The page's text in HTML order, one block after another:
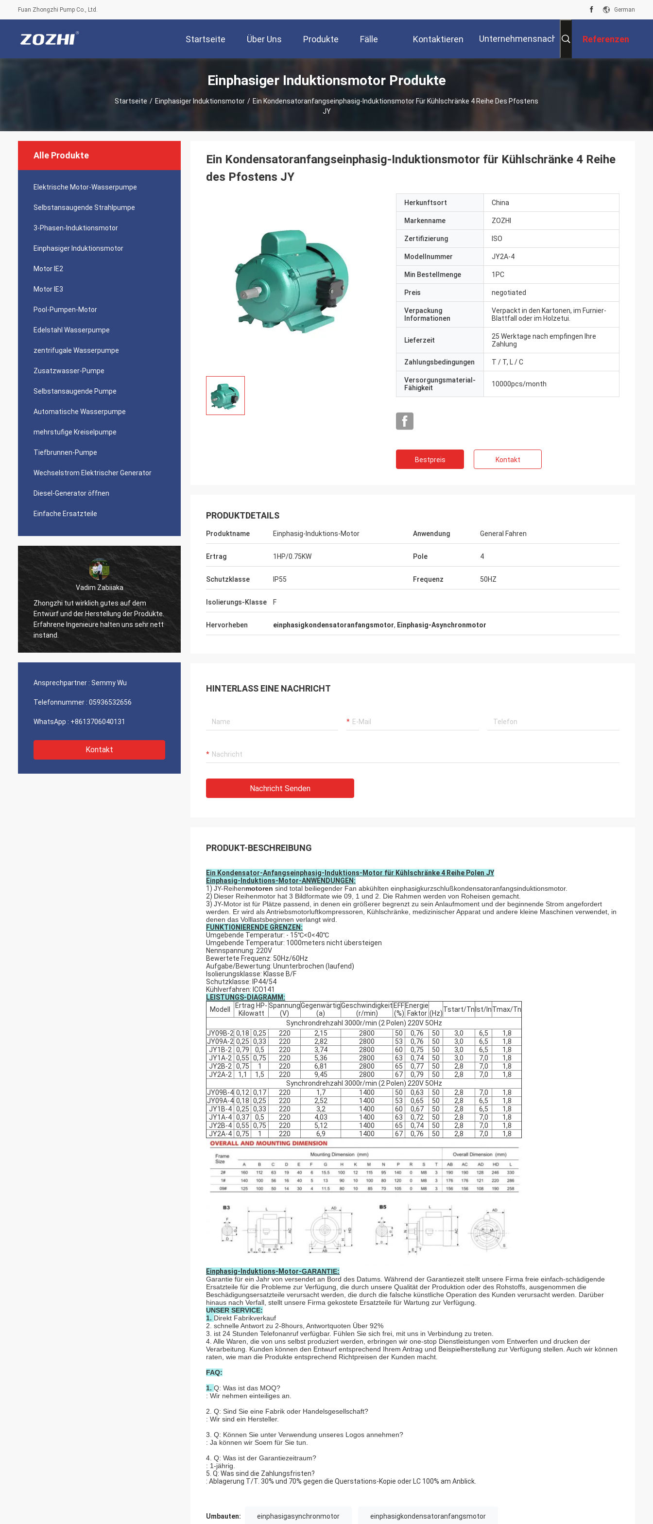
Fuan Zhongzhi Pump Co., Ltd. German
Startseite Über Uns Produkte Fälle Kontaktieren
Sie Uns
UnternehmensnachrichtenReferenzen
Einphasiger Induktionsmotor Produkte
Startseite / Einphasiger Induktionsmotor / Ein Kondensatoranfangseinphasig-Induktionsmotor Für Kühlschränke 4 Reihe Des Pfostens
JY
Alle Produkte
Elektrische Motor-Wasserpumpe
Selbstansaugende Strahlpumpe
3-Phasen-Induktionsmotor
Einphasiger Induktionsmotor
Motor IE2
Motor IE3
Pool-Pumpen-Motor
Edelstahl Wasserpumpe
zentrifugale Wasserpumpe
Zusatzwasser-Pumpe
Selbstansaugende Pumpe
Automatische Wasserpumpe
mehrstufige Kreiselpumpe
Tiefbrunnen-Pumpe
Wechselstrom Elektrischer Generator
Diesel-Generator öffnen
Einfache Ersatzteile
Vadim Zabiiaka
Zhongzhi tut wirklich gutes auf dem
Entwurf und der Herstellung der Produkte.
Erfahrene Ingenieure halten uns sehr nett
instand.
Mr.Reuben-kimwolo
Gute Qualität, große Hersteller, sind wir
mit Ihren Produkten glücklich.
Mr.Yılmaz Türkoğlu
zusammengearbeitet. alle Produkte sind
in unseren Arten der Ausrüstung
adaequat. Danke.
Vadim Zabiiaka
Entwurf und der Herstellung der Produkte.
instand.
Ansprechpartner : Semmy Wu
Telefonnummer : 05936532656
WhatsApp : +8613706040131
Kontakt
Ein Kondensatoranfangseinphasig-Induktionsmotor für Kühlschränke 4 Reihe
des Pfostens JY
Herkunftsort China
Markenname ZOZHI
Zertifizierung ISO
Modellnummer JY2A-4
Min Bestellmenge 1PC
Preis negotiated
Verpackung
Informationen
Verpackt in den Kartonen, im Furnier-
Blattfall oder im Holzetui.
Lieferzeit
25 Werktage nach empfingen Ihre
Zahlung
Zahlungsbedingungen T / T, L / C
Versorgungsmaterial-
Fähigkeit
10000pcs/month
Bestpreis Kontakt
PRODUKTDETAILS
Produktname Einphasig-Induktions-Motor Anwendung General Fahren
Ertrag 1HP/0.75KW Pole 4
Schutzklasse IP55 Frequenz 50HZ
Isolierungs-Klasse F
Hervorheben einphasigkondensatoranfangsmotor, Einphasig-Asynchronmotor
HINTERLASS EINE NACHRICHT
Nachricht Senden
PRODUKT-BESCHREIBUNG
Ein Kondensator-Anfangseinphasig-Induktions-Motor für Kühlschränke 4 Reihe Polen JY
Einphasig-Induktions-Motor-ANWENDUNGEN:
1) JY-Reihenmotoren sind total beiliegender Fan abkühlten einphasigkurzschlußkondensatoranfangsinduktionsmotor.
2) Dieser Reihenmotor hat 3 Bildformate wie 09, 1 und 2. Die Rahmen werden von Roheisen gemacht.
3) JY-Motor ist für Plätze passend, in denen ein größerer begrenzt zu sein Anlaufmoment und der beginnende Strom angefordert
werden. Er wird als Antriebsmotorluftkompressoren, Kühlschränke, medizinischer Apparat und andere kleine Maschinen verwendet, in
denen das Volllastsbeginnen verlangt wird.
FUNKTIONIERENDE GRENZEN:
Umgebende Temperatur: - 15℃<0<40℃
Umgebende Temperatur: 1000meters nicht übersteigen
Nennspannung: 220V
Bewertete Frequenz: 50Hz/60Hz
Aufgabe/Bewertung: Ununterbrochen (laufend)
Isolierungsklasse: Klasse B/F
Schutzklasse: IP44/54
Kühlverfahren: ICO141
LEISTUNGS-DIAGRAMM:
Modell
Ertrag HP-
Kilowatt
Spannung
(V)
Gegenwärtig
(a)
Geschwindigkeit
(r/min)
EFF
(%)
Energie
Faktor (Hz)Tstart/Tn Ist/InTmax/Tn
Synchrondrehzahl 3000r/min (2 Polen) 220V 5OHz
JY09B-2 0,18 0,25 220 2,15 2800 50 0,76 50 3,0 6,5
1,8
JY09A-2 0,25 0,33 220 2,82 2800 53 0,76 50 3,0 6,5
1,8
JY1B-2
0,79 0,5 220 3,74 2800 60 0,75 50 3,0 6,5
1,8
JY1A-2
0,55 0,75 220 5,36 2800 63 0,74 50 3,0 7,0
1,8
JY2B-2
0,75 1 220 6,81 2800 65 0,77 50 2,8 7,0
1,8
JY2A-2
1,1 1,5 220 9,45 2800 67 0,79 50 2,8 7,0
1,8
Synchrondrehzahl 3000r/min (2 Polen) 220V 5OHz
JY09B-4 0,12 0,17 220 1,7 1400 50 0,63 50 2,8 7,0
1,8
JY09A-4 0,18 0,25 220 2,52 1400 53 0,65 50 2,8 6,5
1,8
JY1B-4 0,25 0,33 220 3,2 1400 60 0,67 50 2,8 6,5
1,8
JY1A-4 0,37 0,5 220 4,03 1400 63 0,72 50 2,8 7,0
1,8
JY2B-4 0,55 0,75 220 5,12 1400 65 0,74 50 2,8 7,0
1,8
JY2A-4 0,75 1 220 6,9 1400 67 0,76 50 2,8 7,0 1,8
Einphasig-Induktions-Motor-GARANTIE:
Garantie für ein Jahr von versendet an Bord des Datums. Während der Garantiezeit stellt unsere Firma freie einfach-schädigende
Ersatzteile für die Probleme zur Verfügung, die durch unsere Qualität der Produktion oder des Rohstoffs, ausgenommen die
Beschädigungsersatzteile verursacht werden, die durch die falsche künstliche Operation des Kunden verursacht werden. Darüber
hinaus nach Verfall, stellt unsere Firma gekostete Ersatzteile für Wartung zur Verfügung.
UNSER SERVICE:
1. Direkt Fabrikverkauf
2. schnelle Antwort zu 2-8hours, Antwortquoten Über 92%
3. ist 24 Stunden Telefonanruf verfügbar. Fühlen Sie sich frei, mit uns in Verbindung zu treten.
4. Alle Waren, die von uns selbst produziert werden, erbringen wir one-stop Dienstleistungen vom Entwerfen und drucken der
Verarbeitung. Kunden können den Entwurf entsprechend Ihrem Antrag und Beispielherstellung zur Verfügung stellen. Auch wir können
raten, wie man die Produkte entsprechend Richtpreisen der Kunden macht.
FAQ:
1. Q: Was ist das MOQ?
: Wir nehmen einteiliges an.
2. Q: Sind Sie eine Fabrik oder Handelsgesellschaft?
: Wir sind ein Hersteller.
3. Q: Können Sie unter Verwendung unseres Logos annehmen?
: Ja können wir Soem für Sie tun.
4. Q: Was ist der Garantiezeitraum?
: 1-jährig.
5. Q: Was sind die Zahlungsfristen?
: Ablagerung T/T. 30% und 70% gegen die Querstations-Kopie oder LC 100% am Anblick.
Umbauten: einphasigasynchronmotor einphasigkondensatoranfangsmotor